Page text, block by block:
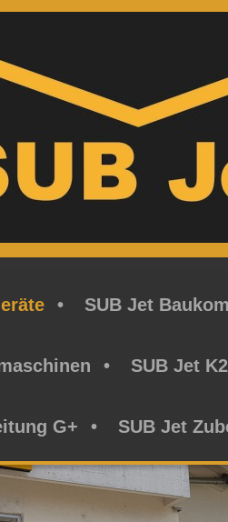
SUB Jet
SUB Jet
G+ SUB Jet